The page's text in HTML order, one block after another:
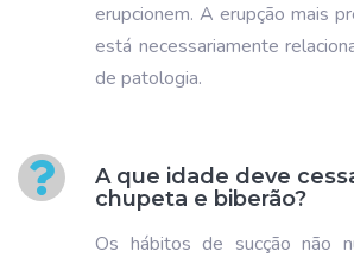
erupcionem. A erupção mais
está necessariamente
de patologia.
A que idade deve
chupeta e biberão?
Os hábitos de sucção não